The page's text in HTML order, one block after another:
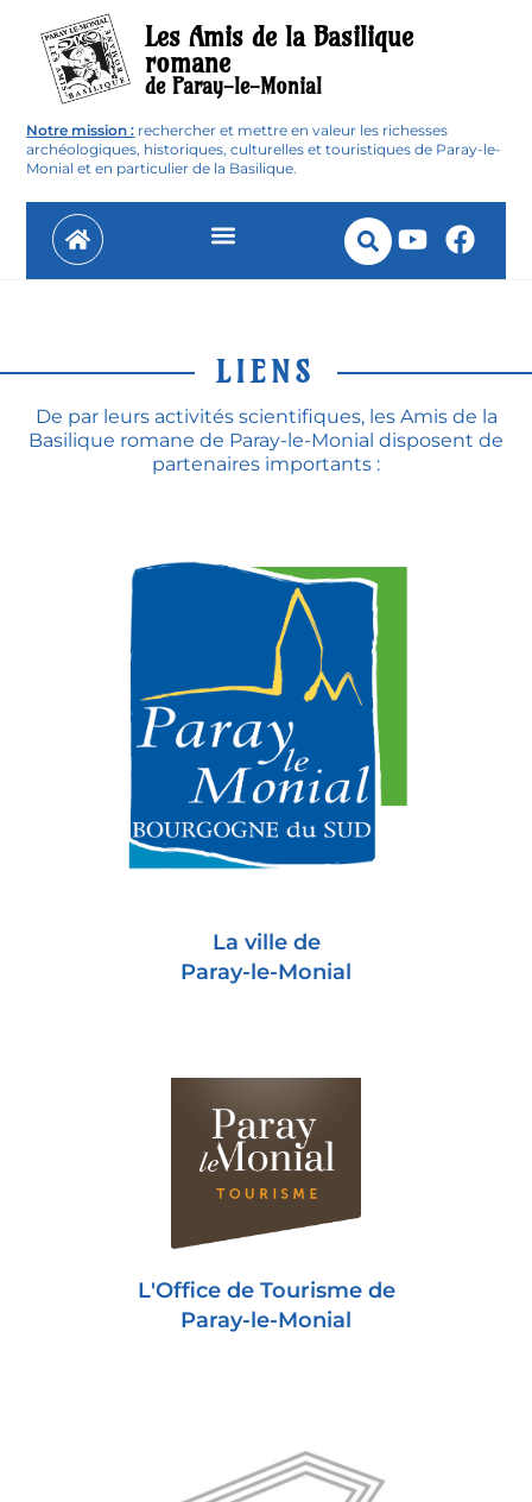
Les Amis de la Basilique
romane
de Paray-le-Monial
Notre mission : rechercher et mettre en valeur les richesses
archéologiques, historiques, culturelles et touristiques de Paray-le-
Monial et en particulier de la Basilique.
LIENS
De par leurs activités scientifiques, les Amis de la
Basilique romane de Paray-le-Monial disposent de
partenaires importants :
La ville de
Paray-le-Monial
L'Office de Tourisme de
Paray-le-Monial